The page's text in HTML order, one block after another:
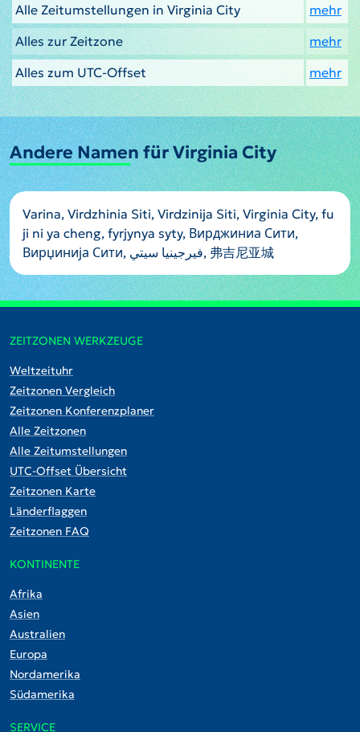
Alle Zeitumstellungen in Virginia City
mehr
Alles zur Zeitzone
mehr
Alles zum UTC-Offset
mehr
Andere Namen für Virginia City
Varina, Virdzhinia Siti, Virdzinija Siti, Virginia City, fu
ji ni ya cheng, fyrjynya syty, Вирджиниа Сити,
Вирџинија Сити, فيرجينيا سيتي, 弗吉尼亚城
ZEITZONEN WERKZEUGE
Weltzeituhr
Zeitzonen Vergleich
Zeitzonen Konferenzplaner
Alle Zeitzonen
Alle Zeitumstellungen
UTC-Offset Übersicht
Zeitzonen Karte
Länderflaggen
Zeitzonen FAQ
KONTINENTE
Afrika
Asien
Australien
Europa
Nordamerika
Südamerika
SERVICE